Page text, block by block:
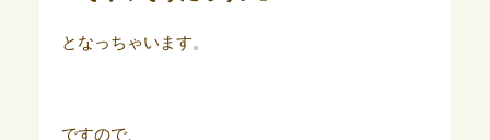
となっちゃいます。
ですので、